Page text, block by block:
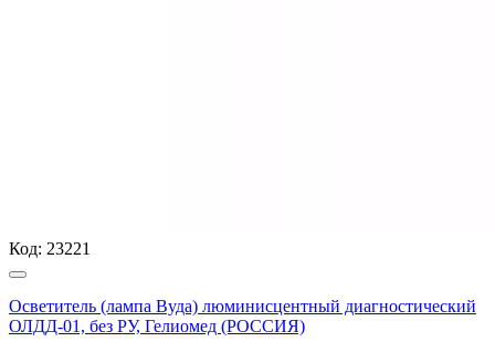
Код: 23221
Осветитель (лампа Вуда) люминисцентный диагностический
ОЛДД-01, без РУ, Гелиомед (РОССИЯ)